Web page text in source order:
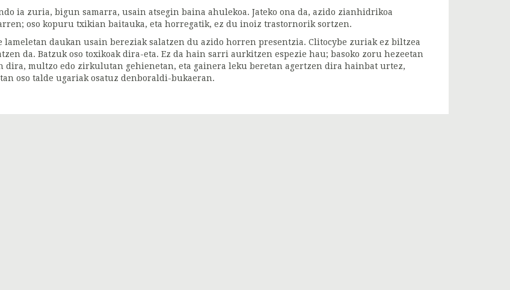
ia zuria, bigun samarra, usain atsegin baina ahulekoa. Jateko ona da, azido zianhidrikoa
oso kopuru txikian baitauka, eta horregatik, ez du inoiz trastornorik sortzen.
lameletan daukan usain bereziak salatzen du azido horren presentzia. Clitocybe zuriak ez biltzea
da. Batzuk oso toxikoak dira-eta. Ez da hain sarri aurkitzen espezie hau; basoko zoru hezeetan
dira, multzo edo zirkulutan gehienetan, eta gainera leku beretan agertzen dira hainbat urtez,
oso talde ugariak osatuz denboraldi-bukaeran.